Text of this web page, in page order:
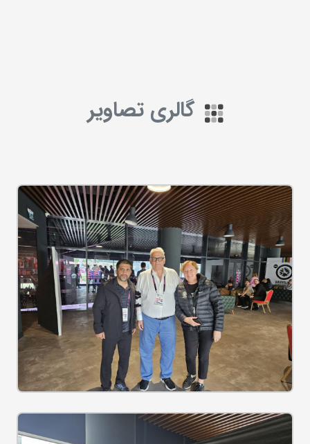
گالری تصاویر